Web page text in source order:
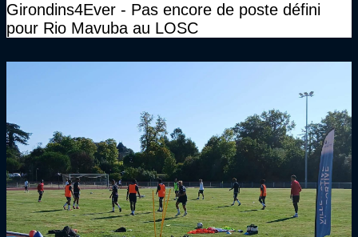
Girondins4Ever - Pas encore de poste défini
pour Rio Mavuba au LOSC